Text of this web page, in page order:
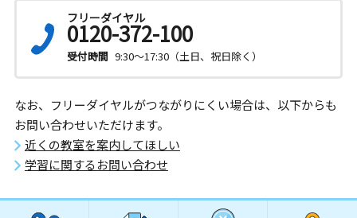
フリーダイヤル
0120-372-100
受付時間 9:30～17:30（土日、祝日除く）
なお、フリーダイヤルがつながりにくい場合は、以下からも
お問い合わせいただけます。
近くの教室を案内してほしい
学習に関するお問い合わせ